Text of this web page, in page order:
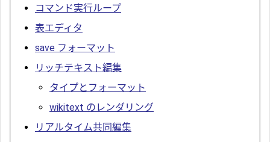
コマンド実行ループ
表エディタ
save フォーマット
リッチテキスト編集
タイプとフォーマット
wikitext のレンダリング
リアルタイム共同編集